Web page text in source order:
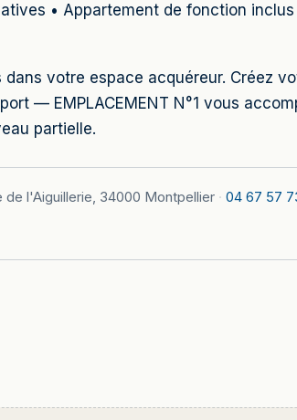
• Appartement de fonction
votre espace acquéreur. Créez
— EMPLACEMENT N°1 vous
partielle.
de l'Aiguillerie, 34000 Montpellier · 04 67 57